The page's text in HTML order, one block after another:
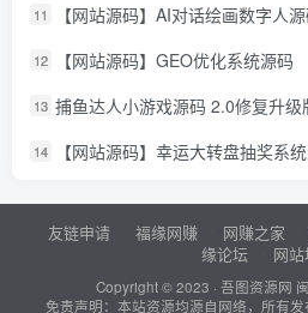
11 【网站源码】AI对话绘画数字人
12 【网站源码】GEO优化系统源码
13 捕鱼达人小游戏源码 2.0修复升级
14 【网站源码】幸运大转盘抽奖系
友链申请 福缘网赚 网赚之家
缘论坛
网
Copyright © 2023 · 吾图资源网
免责声明：本站资源均源自网络，所有